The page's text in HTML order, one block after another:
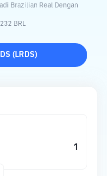
Brazilian Real Dengan
BRL
( LRDS)